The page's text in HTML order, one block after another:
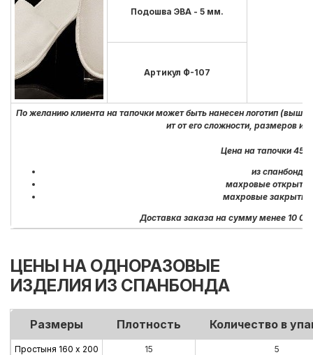
Подошва ЭВА - 5 мм.
Артикул Ф-107
По желанию клиента на тапочки может быть нанесен логотип
ит от его сложности, размеров и
Цена на тапочки 45-
из спанбонда
махровые
махровые
Доставка заказа на сумму менее 10
ЦЕНЫ НА ОДНОРАЗОВЫЕ
ИЗДЕЛИЯ ИЗ СПАНБОНДА
Размеры Плотность Количество в
Простыня 160 х 200 15 5